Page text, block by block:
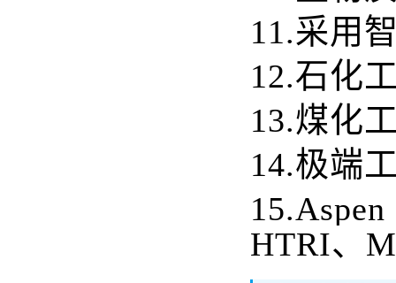
11.采用
12.石化
13.煤化
14.极端
HTRI、